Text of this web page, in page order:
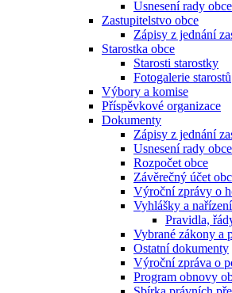
Usnesení rady obce
Zastupitelstvo obce
Zápisy z jednání
Starostka obce
Starosti starostky
Fotogalerie starostů
Výbory a komise
Příspěvkové organizace
Dokumenty
Zápisy z jednání
Usnesení rady obce
Rozpočet obce
Závěrečný účet
Výroční zprávy o
Vyhlášky a nařízení
Pravidla,
Vybrané zákony a
Ostatní dokumenty
Výroční zpráva o
Program obnovy